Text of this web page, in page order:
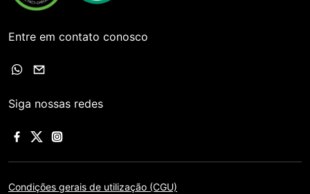
Entre em contato conosco
Siga nossas redes
Condições gerais de utilização (CGU)